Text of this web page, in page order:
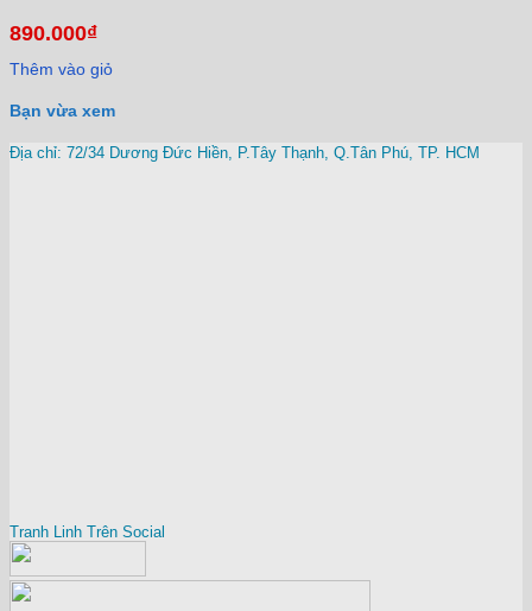
890.000₫
Thêm vào giỏ
Bạn vừa xem
Địa chỉ: 72/34 Dương Đức Hiền, P.Tây Thạnh, Q.Tân Phú, TP. HCM
Tranh Linh Trên Social